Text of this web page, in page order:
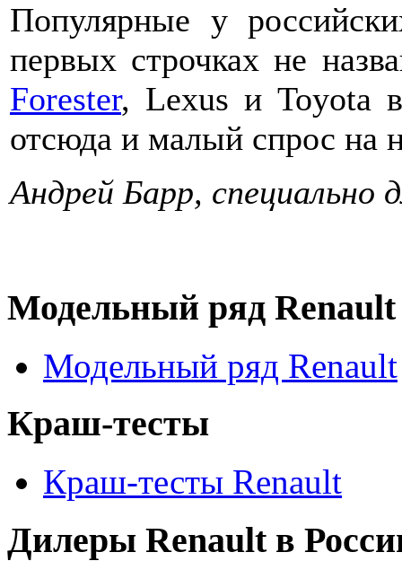
Популярные у
первых строчках не
Forester, Lexus и Toyota
отсюда и малый спрос на
Андрей Барр, специально
Модельный ряд Renault
Модельный ряд Renault
Краш-тесты
Краш-тесты Renault
Дилеры Renault в